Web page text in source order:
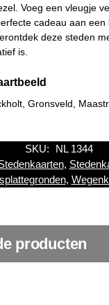
Voeg een vleugje
cadeau aan een
deze steden
is.
Gronsveld,
SKU:
NL 1344
,
,
producten